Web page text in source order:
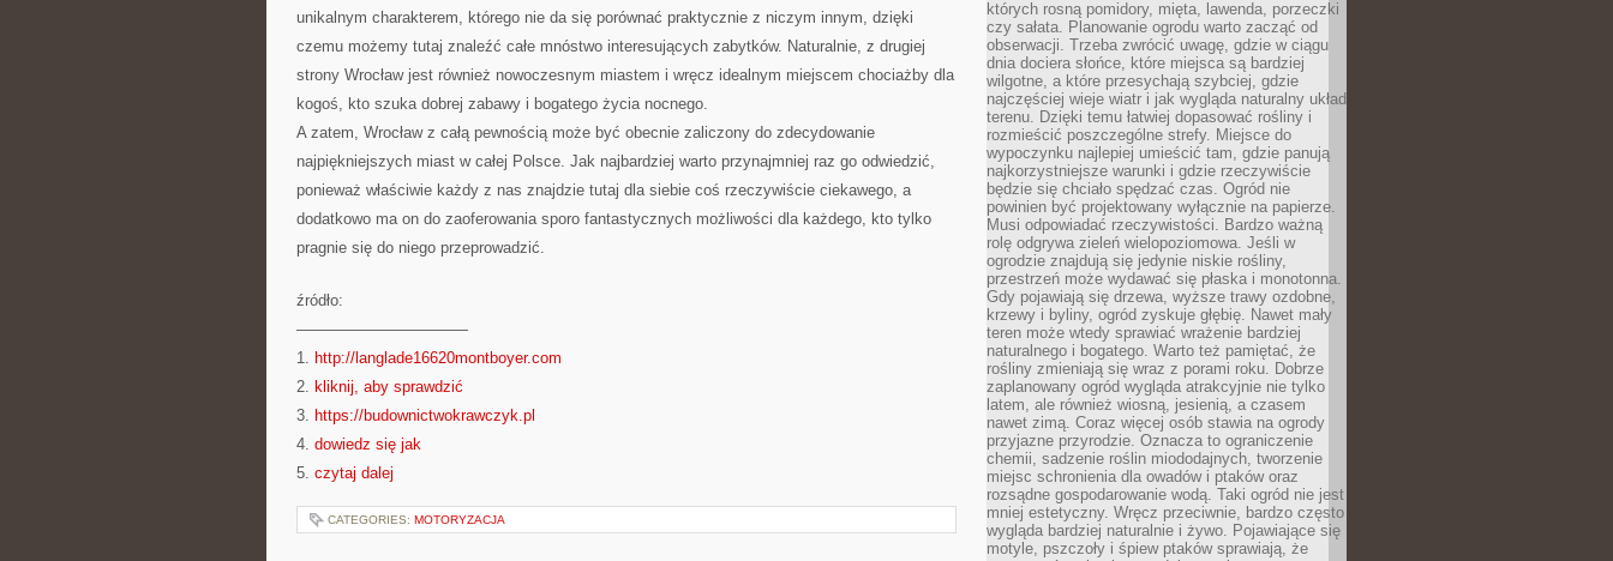
unikalnym charakterem, którego nie da się porównać praktycznie z niczym innym, dzięki
czemu możemy tutaj znaleźć całe mnóstwo interesujących zabytków. Naturalnie, z drugiej
strony Wrocław jest również nowoczesnym miastem i wręcz idealnym miejscem chociażby dla
kogoś, kto szuka dobrej zabawy i bogatego życia nocnego.
A zatem, Wrocław z całą pewnością może być obecnie zaliczony do zdecydowanie
najpiękniejszych miast w całej Polsce. Jak najbardziej warto przynajmniej raz go odwiedzić,
ponieważ właściwie każdy z nas znajdzie tutaj dla siebie coś rzeczywiście ciekawego, a
dodatkowo ma on do zaoferowania sporo fantastycznych możliwości dla każdego, kto tylko
pragnie się do niego przeprowadzić.
źródło:
———————————
1. http://langlade16620montboyer.com
2. kliknij, aby sprawdzić
3. https://budownictwokrawczyk.pl
4. dowiedz się jak
5. czytaj dalej
CATEGORIES: MOTORYZACJA
których rosną pomidory, mięta, lawenda, porzeczki
czy sałata. Planowanie ogrodu warto zacząć od
obserwacji. Trzeba zwrócić uwagę, gdzie w ciągu
dnia dociera słońce, które miejsca są bardziej
wilgotne, a które przesychają szybciej, gdzie
najczęściej wieje wiatr i jak wygląda naturalny układ
terenu. Dzięki temu łatwiej dopasować rośliny i
rozmieścić poszczególne strefy. Miejsce do
wypoczynku najlepiej umieścić tam, gdzie panują
najkorzystniejsze warunki i gdzie rzeczywiście
będzie się chciało spędzać czas. Ogród nie
powinien być projektowany wyłącznie na papierze.
Musi odpowiadać rzeczywistości. Bardzo ważną
rolę odgrywa zieleń wielopoziomowa. Jeśli w
ogrodzie znajdują się jedynie niskie rośliny,
przestrzeń może wydawać się płaska i monotonna.
Gdy pojawiają się drzewa, wyższe trawy ozdobne,
krzewy i byliny, ogród zyskuje głębię. Nawet mały
teren może wtedy sprawiać wrażenie bardziej
naturalnego i bogatego. Warto też pamiętać, że
rośliny zmieniają się wraz z porami roku. Dobrze
zaplanowany ogród wygląda atrakcyjnie nie tylko
latem, ale również wiosną, jesienią, a czasem
nawet zimą. Coraz więcej osób stawia na ogrody
przyjazne przyrodzie. Oznacza to ograniczenie
chemii, sadzenie roślin miododajnych, tworzenie
miejsc schronienia dla owadów i ptaków oraz
rozsądne gospodarowanie wodą. Taki ogród nie jest
mniej estetyczny. Wręcz przeciwnie, bardzo często
wygląda bardziej naturalnie i żywo. Pojawiające się
motyle, pszczoły i śpiew ptaków sprawiają, że